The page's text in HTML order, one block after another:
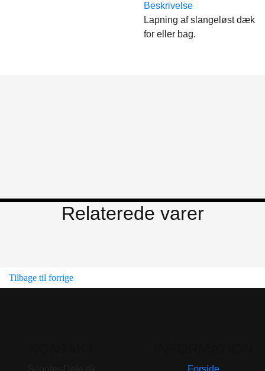
Beskrivelse
Lapning af slangeløst dæk
for eller bag.
Relaterede varer
Tilbage til forrige
Forside